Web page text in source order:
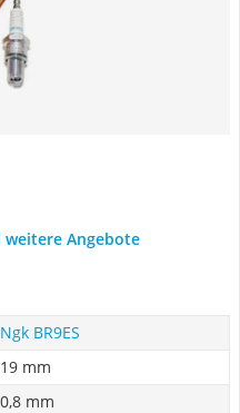
weitere Angebote
Ngk BR9ES
19 mm
0,8 mm